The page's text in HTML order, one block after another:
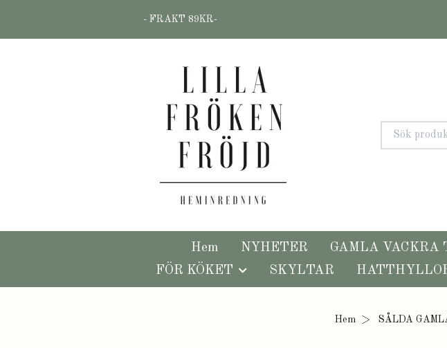
- FRAKT 89KR-
Hem NYHETER GAMLA VACKRA
FÖR KÖKET
SKYLTAR
Hem SÅLDA